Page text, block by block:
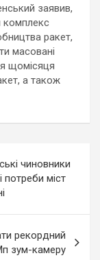
заявив,
комплекс
ракет,
масовані
щомісяця
а також
чиновники
потреби міст
рекордний
зум-камеру